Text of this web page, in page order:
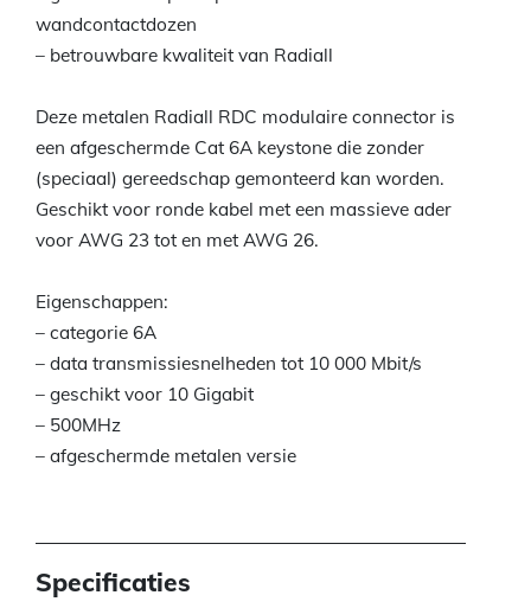
wandcontactdozen
– betrouwbare kwaliteit van Radiall
Deze metalen Radiall RDC modulaire connector is
een afgeschermde Cat 6A keystone die zonder
(speciaal) gereedschap gemonteerd kan worden.
Geschikt voor ronde kabel met een massieve ader
voor AWG 23 tot en met AWG 26.
Eigenschappen:
– categorie 6A
– data transmissiesnelheden tot 10 000 Mbit/s
– geschikt voor 10 Gigabit
– 500MHz
– afgeschermde metalen versie
Specificaties